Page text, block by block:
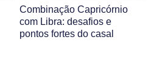
Combinação Capricórnio
com Libra: desafios e
pontos fortes do casal